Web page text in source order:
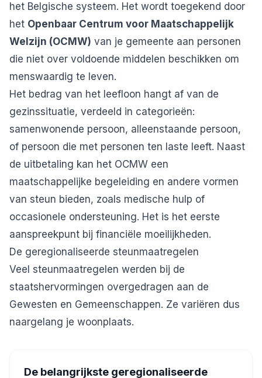
het Belgische systeem. Het wordt toegekend door
het Openbaar Centrum voor Maatschappelijk
Welzijn (OCMW) van je gemeente aan personen
die niet over voldoende middelen beschikken om
menswaardig te leven.
Het bedrag van het leefloon hangt af van de
gezinssituatie, verdeeld in categorieën:
samenwonende persoon, alleenstaande persoon,
of persoon die met personen ten laste leeft. Naast
de uitbetaling kan het OCMW een
maatschappelijke begeleiding en andere vormen
van steun bieden, zoals medische hulp of
occasionele ondersteuning. Het is het eerste
aanspreekpunt bij financiële moeilijkheden.
De geregionaliseerde steunmaatregelen
Veel steunmaatregelen werden bij de
staatshervormingen overgedragen aan de
Gewesten en Gemeenschappen. Ze variëren dus
naargelang je woonplaats.
De belangrijkste geregionaliseerde